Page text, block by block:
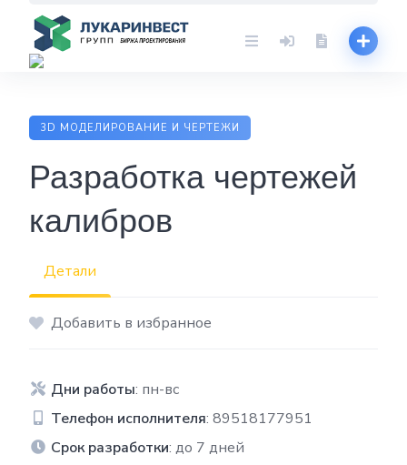
content
3D МОДЕЛИРОВАНИЕ И ЧЕРТЕЖИ
Разработка чертежей
калибров
Детали
Добавить в избранное
Дни работы: пн-вс
Телефон исполнителя: 89518177951
Срок разработки: до 7 дней